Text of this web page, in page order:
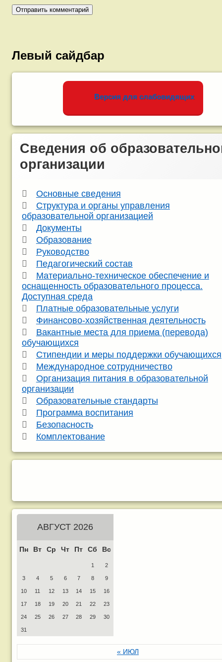
Левый сайдбар
Версия для слабовидящих
Сведения об
организации
Основные сведения
Структура и органы управления
образовательной организацией
Документы
Образование
Руководство
Педагогический состав
Материально-техническое обеспечение и
оснащенность образовательного процесса.
Доступная среда
Платные образовательные услуги
Финансово-хозяйственная деятельность
Вакантные места для приема (перевода)
обучающихся
Стипендии и меры поддержки обучающихся
Международное сотрудничество
Организация питания в образовательной
организации
Образовательные стандарты
Программа воспитания
Безопасность
Комплектование
АВГУСТ 2026
Пн Вт Ср Чт Пт Сб Вс
1 2
3 4 5 6 7 8 9
10 11 12 13 14 15 16
17 18 19 20 21 22 23
24 25 26 27 28 29 30
31
« ИЮЛ